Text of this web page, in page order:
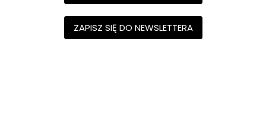
ZAPISZ SIĘ DO NEWSLETTERA